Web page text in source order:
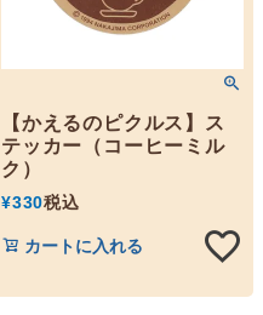
【かえるのピクルス】ス
テッカー（コーヒーミル
ク）
¥330税込
カートに入れる